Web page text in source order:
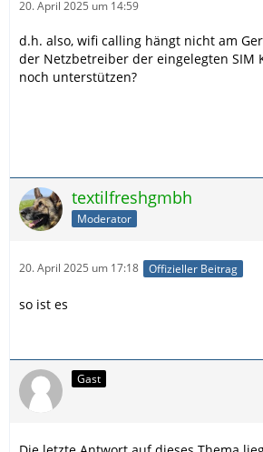
20. April 2025 um 14:59
d.h. also, wifi calling hängt nicht am
der Netzbetreiber der eingelegten SIM
noch unterstützen?
textilfreshgmbh
Moderator
20. April 2025 um 17:18 Offizieller Beitrag
so ist es
Gast